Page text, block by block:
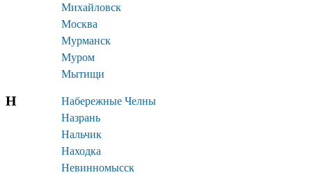
Михайловск
Москва
Мурманск
Муром
Мытищи
Н
Набережные Челны
Назрань
Нальчик
Находка
Невинномысск